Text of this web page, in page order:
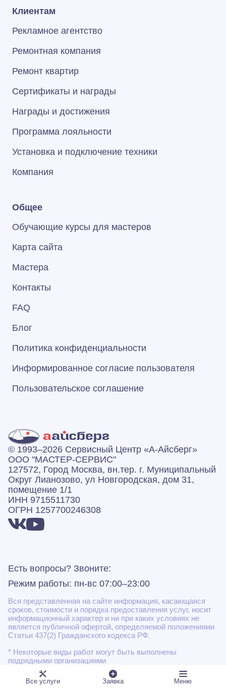
Клиентам
Рекламное агентство
Ремонтная компания
Ремонт квартир
Сертификаты и награды
Награды и достижения
Программа лояльности
Установка и подключение техники
Компания
Общее
Обучающие курсы для мастеров
Карта сайта
Мастера
Контакты
FAQ
Блог
Политика конфиденциальности
Информированное согласие пользователя
Пользовательское соглашение
© 1993–2026 Сервисный Центр «А‑Айсберг»
ООО "МАСТЕР-СЕРВИС"
127572, Город Москва, вн.тер. г. Муниципальный
Округ Лианозово, ул Новгородская, дом 31,
помещение 1/1
ИНН 9715511730
ОГРН 1257700246308
Есть вопросы? Звоните:
Режим работы: пн-вс 07:00–23:00
Вся представленная на сайте информация, касающаяся
сроков, стоимости и порядка предоставления услуг, носит
информационный характер и ни при каких условиях не
является публичной офертой, определяемой положениями
Статьи 437(2) Гражданского кодекса РФ.
* Некоторые виды работ могут быть выполнены
подрядными организациями
Все услуги Заявка Меню